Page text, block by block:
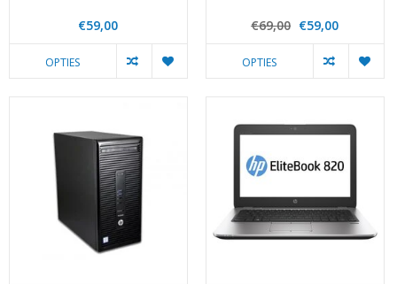
€59,00
OPTIES
€69,00 €59,00
OPTIES